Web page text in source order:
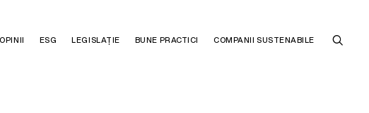
OPINII ESG LEGISLAȚIE BUNE PRACTICI COMPANII SUSTENABILE